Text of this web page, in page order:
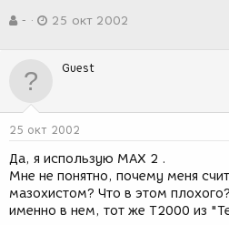
в
р
м
-
а
д
н
и
я
25 окт 2002
Guest
25 окт 2002
Да, я использую МАХ 2 .
Мне не понятно, почему меня
мазохистом? Что в этом
именно в нем, тот же Т2000 из